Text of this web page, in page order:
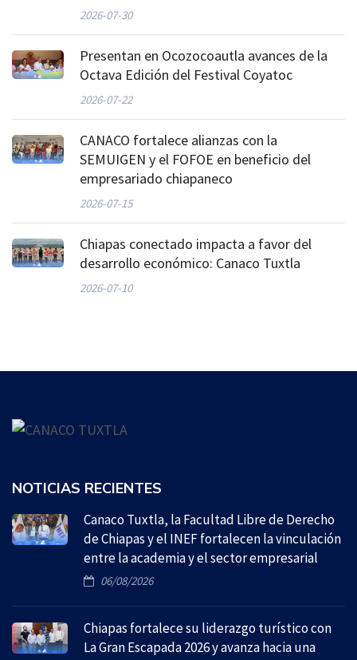
2026-07-30
Presentan en Ocozocoautla avances de la
Octava Edición del Festival Coyatoc
2026-07-22
CANACO fortalece alianzas con la
SEMUIGEN y el FOFOE en beneficio del
empresariado chiapaneco
2026-07-15
Chiapas conectado impacta a favor del
desarrollo económico: Canaco Tuxtla
2026-07-10
NOTICIAS RECIENTES
Canaco Tuxtla, la Facultad Libre de Derecho
de Chiapas y el INEF fortalecen la vinculación
entre la academia y el sector empresarial
06/08/2026
Chiapas fortalece su liderazgo turístico con
La Gran Escapada 2026 y avanza hacia una